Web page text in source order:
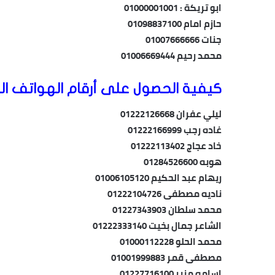
ابو تريكة : 01000001001
حازم امام 01098837100
جنات 01007666666
محمد رحيم 01006669444
كيفية الحصول على أرقام الهواتف
ليلي عفران 01222126668
غاده رجب 01222166999
خاد عجاج 01222113402
هوبه 01284526600
ريهام عبد الحكيم 01006105120
ناديه مصطفى 01222104726
محمد سلطان 01227343903
الشاعر جمال بخيت 01222333140
محمد الحلو 01000112228
مصطفى قمر 01001999883